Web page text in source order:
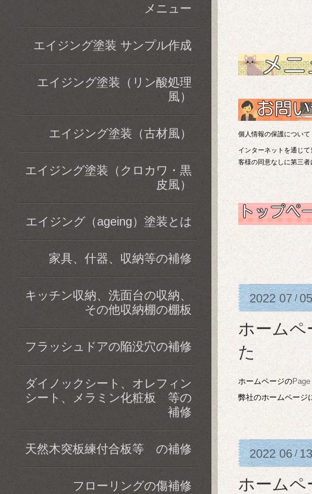
個人情報の保護について
インターネットを通じ
客様の同意なしに第三者
2022 07/
ホームペ
た
ホームページの
弊社のホームページ
2022 06/
ホームペ
メニュー
エイジング塗装 サンプル作成
エイジング塗装（リン酸処理
風）
エイジング塗装（古材風）
エイジング塗装（クロカワ・黒
皮風）
エイジング（ageing）塗装とは
家具、什器、収納等の補修
キッチン収納、洗面台の収納、
その他収納棚の棚板
フラッシュドアの陥没穴の補修
ダイノックシート、オレフィン
シート、メラミン化粧板 等の
補修
天然木突板練付合板等 の補修
フローリングの傷補修